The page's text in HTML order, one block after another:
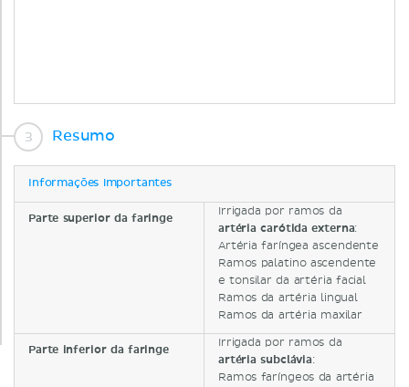
Resumo
Informações importantes
Parte superior da faringe
Irrigada por ramos da
artéria carótida externa:
Artéria faríngea ascendente
Ramos palatino ascendente
e tonsilar da artéria facial
Ramos da artéria lingual
Ramos da artéria maxilar
Parte inferior da faringe
Irrigada por ramos da
artéria subclávia:
Ramos faríngeos da artéria